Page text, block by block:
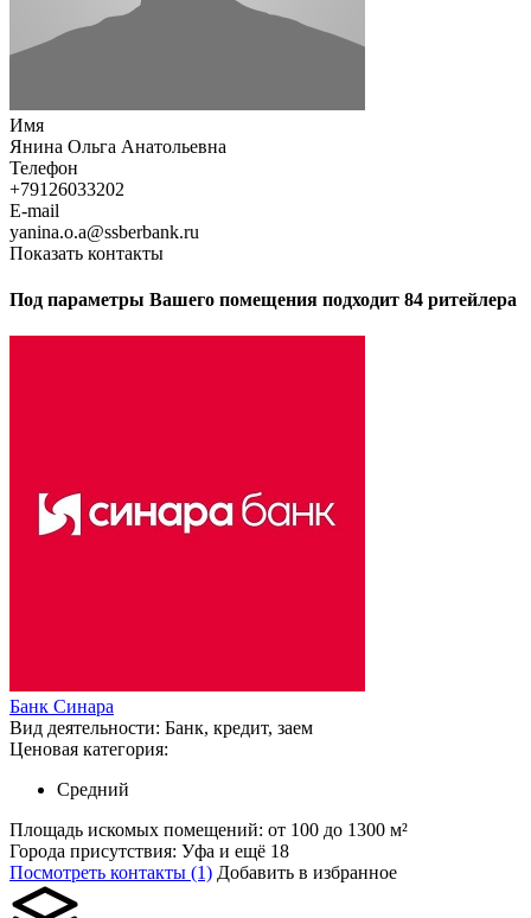
Имя
Янина Ольга Анатольевна
Телефон
+79126033202
E-mail
yanina.o.a@ssberbank.ru
Показать контакты
Под параметры Вашего помещения подходит 84 ритейлера
Банк Синара
Вид деятельности: Банк, кредит, заем
Ценовая категория:
Средний
Площадь искомых помещений: от 100 до 1300 м²
Города присутствия: Уфа и ещё 18
Посмотреть контакты (1) Добавить в избранное